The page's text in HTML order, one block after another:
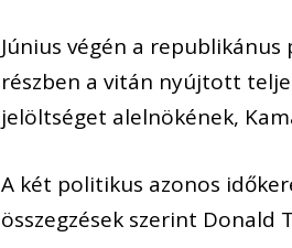
Június végén a
részben a vitán nyújtott
jelöltséget alelnökének,
A két politikus azonos
összegzések szerint Donald